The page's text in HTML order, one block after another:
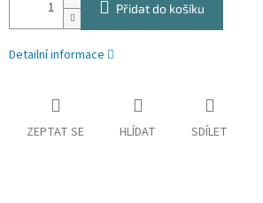
Přidat do košíku
Detailní informace
ZEPTAT SE HLÍDAT SDÍLET